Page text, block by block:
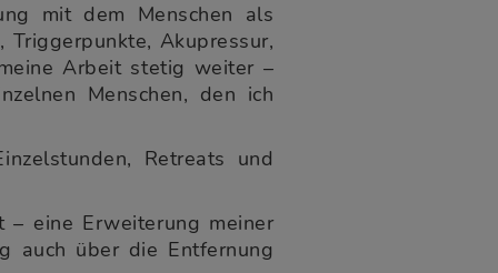
mit dem Menschen als
Triggerpunkte, Akupressur,
Arbeit stetig weiter –
Menschen, den ich
Retreats und
eine Erweiterung meiner
auch über die Entfernung